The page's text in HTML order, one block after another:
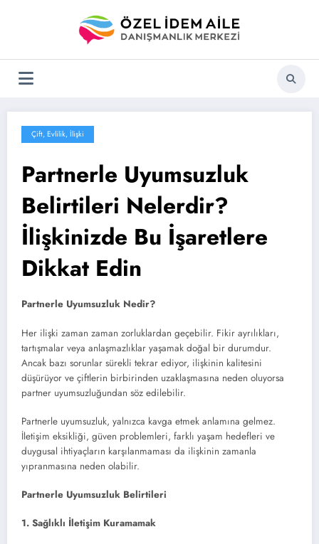
Çift, Evlilik, İlişki
Partnerle Uyumsuzluk
Belirtileri Nelerdir?
İlişkinizde Bu İşaretlere
Dikkat Edin
Partnerle Uyumsuzluk Nedir?
Her ilişki zaman zaman zorluklardan geçebilir. Fikir ayrılıkları,
tartışmalar veya anlaşmazlıklar yaşamak doğal bir durumdur.
Ancak bazı sorunlar sürekli tekrar ediyor, ilişkinin kalitesini
düşürüyor ve çiftlerin birbirinden uzaklaşmasına neden oluyorsa
partner uyumsuzluğundan söz edilebilir.
Partnerle uyumsuzluk, yalnızca kavga etmek anlamına gelmez.
İletişim eksikliği, güven problemleri, farklı yaşam hedefleri ve
duygusal ihtiyaçların karşılanmaması da ilişkinin zamanla
yıpranmasına neden olabilir.
Partnerle Uyumsuzluk Belirtileri
1. Sağlıklı İletişim Kuramamak